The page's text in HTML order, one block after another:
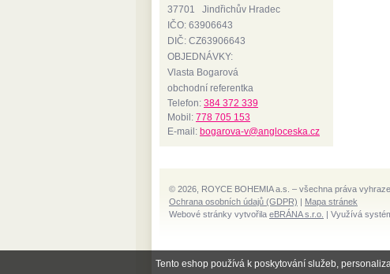
37701 Jindřichův Hradec
IČO: 63906643
DIČ: CZ63906643
OBJEDNÁVKY:
Vlasta Bogarová
obchodní referentka
Telefon: 384 372 339
Mobil: 778 705 153
E-mail: bogarova-v@angloceska.cz
© 2026, ROYCE BOHEMIA a.s. – všechna práva
Ochrana osobních údajů (GDPR) | Mapa stránek
Webové stránky vytvořila eBRÁNA s.r.o. | Využívá
Tento eshop používá k poskytování služeb,